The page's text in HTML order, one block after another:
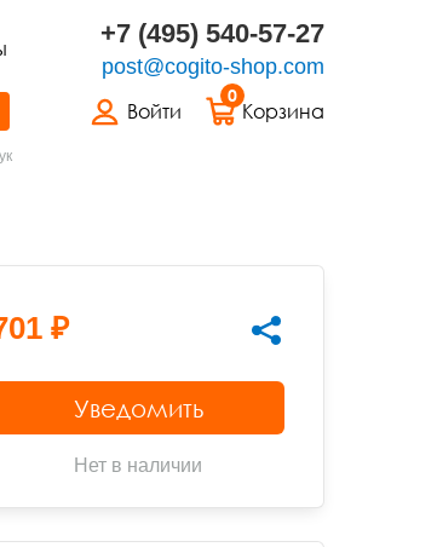
+7 (495) 540-57-27
post@cogito-shop.com
Войти
0
Корзина
₽
Уведомить
Нет в наличии